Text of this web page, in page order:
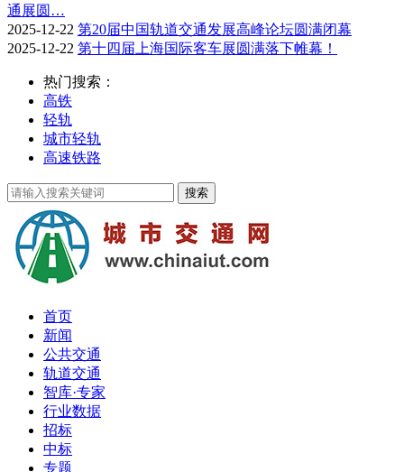
通展圆…
2025-12-22 第20届中国轨道交通发展高峰论坛圆满闭幕
2025-12-22 第十四届上海国际客车展圆满落下帷幕！
热门搜索：
高铁
轻轨
城市轻轨
高速铁路
首页
新闻
公共交通
轨道交通
智库·专家
行业数据
招标
中标
专题